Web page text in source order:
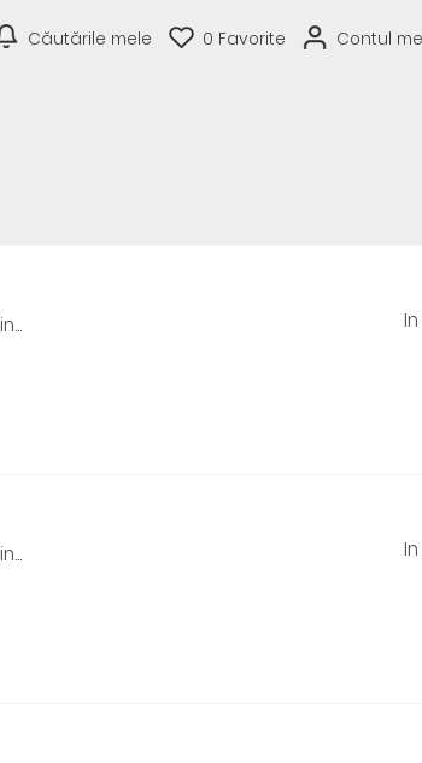
Căutările mele 0 Favorite Contul